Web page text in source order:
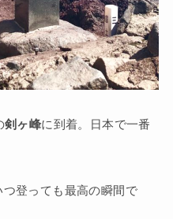
剣ヶ峰に到着。日本で一番
登っても最高の瞬間で